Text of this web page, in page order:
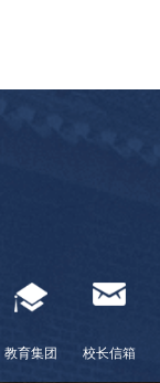
教育集团 校长信箱